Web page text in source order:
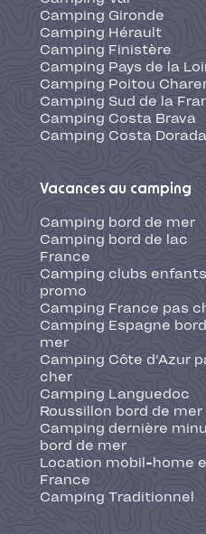
Camping Gironde
Camping Hérault
Camping Finistère
Camping Pays de la
Camping Poitou
Camping Sud de la
Camping Costa Brava
Camping Costa Dorada
Vacances au camping
Camping bord de mer
Camping bord de lac
France
Camping clubs
promo
Camping France pas
Camping Espagne
mer
Camping Côte d'Azur
cher
Camping Languedoc
Roussillon bord de mer
Camping dernière
bord de mer
Location mobil-home
France
Camping Traditionnel